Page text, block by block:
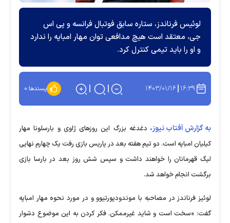
لوئیس فرناندز، ستاره سابق فوتبال فرانسه و پی اس
جی، معتقد است هیچ مدافعی توان مهار امباپه را ندارد
و او را باید تیمی کنترل کرد.
۱۶:۳۹ ۱۴۰۳/۰۱/۱۶ پسندها:۰
به گزارش آفتاب نیوز، دغدغه بزرگ این روز‌های ژاوی و بارسلونا مهار
کیلیان امباپه است. دو تیم هفته بعد در پاریس بازی رفت یک چهارم نهایی
لیگ قهرمانان را خواهند داشت و سپس شش روز بعد در بارسا بازی
برگشت انجام خواهد شد.
لوئیز فرناندز در مصاحبه با موندودپورتیوو و در مورد نحوه مهار امباپه
گفت: «سخت است و شاید غیرممکن. فکر کردن به این موضوع دشوار